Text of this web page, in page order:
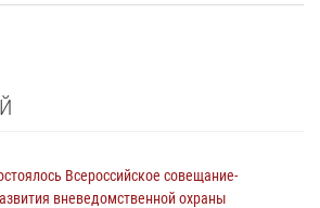
Всероссийское совещание-
вневедомственной охраны